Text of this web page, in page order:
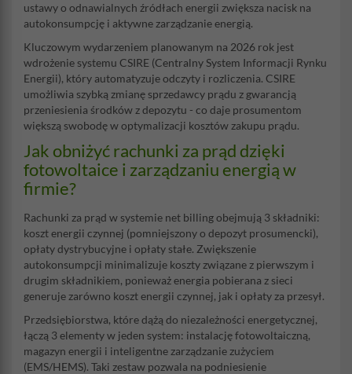
ustawy o odnawialnych źródłach energii zwiększa nacisk na
autokonsumpcję i aktywne zarządzanie energią.
Kluczowym wydarzeniem planowanym na 2026 rok jest
wdrożenie systemu CSIRE (Centralny System Informacji Rynku
Energii), który automatyzuje odczyty i rozliczenia. CSIRE
umożliwia szybką zmianę sprzedawcy prądu z gwarancją
przeniesienia środków z depozytu - co daje prosumentom
większą swobodę w optymalizacji kosztów zakupu prądu.
Jak obniżyć rachunki za prąd dzięki
fotowoltaice i zarządzaniu energią w
firmie?
Rachunki za prąd w systemie net billing obejmują 3 składniki:
koszt energii czynnej (pomniejszony o depozyt prosumencki),
opłaty dystrybucyjne i opłaty stałe. Zwiększenie
autokonsumpcji minimalizuje koszty związane z pierwszym i
drugim składnikiem, ponieważ energia pobierana z sieci
generuje zarówno koszt energii czynnej, jak i opłaty za przesył.
Przedsiębiorstwa, które dążą do niezależności energetycznej,
łączą 3 elementy w jeden system: instalację fotowoltaiczną,
magazyn energii i inteligentne zarządzanie zużyciem
(EMS/HEMS). Taki zestaw pozwala na podniesienie